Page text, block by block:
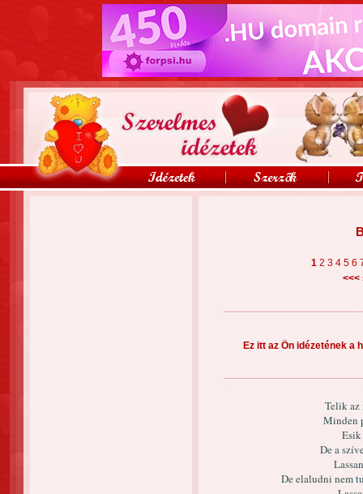
1 2 3 4 5 6
<<<
Ez itt az Ön idézetének a
Telik az
Minden
Esik
De a
De elaludni nem